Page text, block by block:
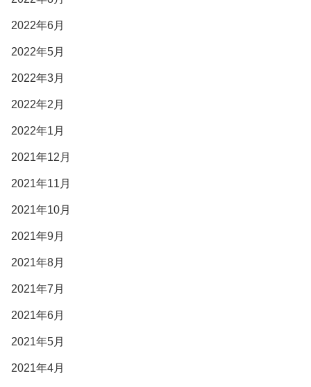
2022年6月
2022年5月
2022年3月
2022年2月
2022年1月
2021年12月
2021年11月
2021年10月
2021年9月
2021年8月
2021年7月
2021年6月
2021年5月
2021年4月